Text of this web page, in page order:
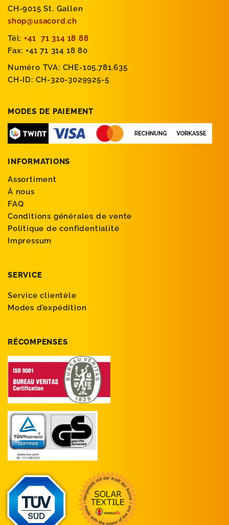
CH-9015 St. Gallen
shop@usacord.ch
Tél: +41 71 314 18 88
Fax: +41 71 314 18 80
Numéro TVA: CHE-105.781.635
CH-ID: CH-320-3029925-5
MODES DE PAIEMENT
INFORMATIONS
Assortiment
À nous
FAQ
Conditions générales de vente
Politique de confidentialité
Impressum
SERVICE
Service clientèle
Modes d’expédition
RÉCOMPENSES